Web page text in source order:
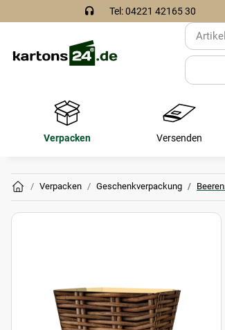
Tel: 04221 42165 30
Verpacken Versenden
Verpacken Geschenkverpackung